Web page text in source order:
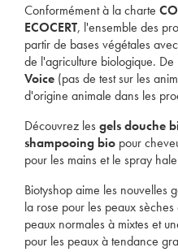
Conformément à la charte
ECOCERT, l'ensemble des
partir de bases végétales
de l'agriculture biologique.
Voice (pas de test sur les
d'origine animale dans les
Découvrez lesgels douche
shampooing bio pour
pour les mains et le spray
Biotyshop aime les nouvelles
la rose pour les peaux
peaux normales à mixtes et
pour les peaux à tendance